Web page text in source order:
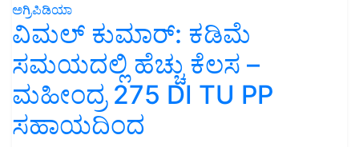
ಅಗ್ರಿಪಿಡಿಯಾ
ವಿಮಲ್ ಕುಮಾರ್: ಕಡಿಮೆ
ಸಮಯದಲ್ಲಿ ಹೆಚ್ಚು ಕೆಲಸ –
ಮಹೀಂದ್ರ 275 DI TU PP
ಸಹಾಯದಿಂದ